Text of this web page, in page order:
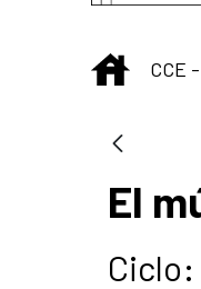
INICIO
CCE
El
Ciclo: